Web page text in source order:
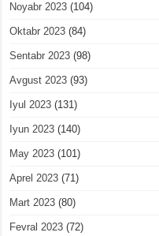
Noyabr 2023 (104)
Oktabr 2023 (84)
Sentabr 2023 (98)
Avgust 2023 (93)
Iyul 2023 (131)
Iyun 2023 (140)
May 2023 (101)
Aprel 2023 (71)
Mart 2023 (80)
Fevral 2023 (72)